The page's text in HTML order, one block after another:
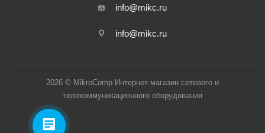
info@mikc.ru
info@mikc.ru
2026 © MikroComp Интернет-магазин сетевого и
телекоммуникационного оборудования